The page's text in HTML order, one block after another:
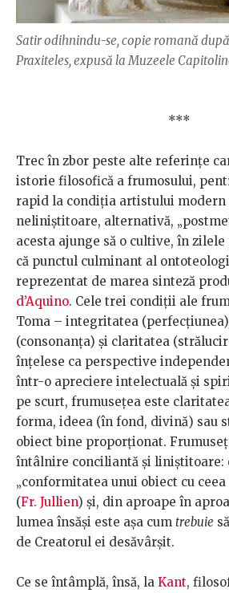
Satir odihnindu-se, copie romană
Praxiteles, expusă la Muzeele
***
Trec în zbor peste alte referinţe
istorie filosofică a frumosului,
rapid la condiţia artistului modern
neliniştitoare, alternativă,
acesta ajunge să o cultive, în
că punctul culminant al
reprezentat de marea sinteză
d’Aquino. Cele trei condiţii ale
Toma – integritatea
(consonanţa) şi claritatea
înţelese ca perspective
într-o apreciere intelectuală şi
pe scurt, frumuseţea este
forma, ideea (în fond, divină) sau
obiect bine proporţionat.
întâlnire conciliantă şi liniştitoare:
„conformitatea unui obiect cu ceea
(Fr. Jullien) şi, din aproape în
lumea însăşi este aşa cum trebuie
de Creatorul ei desăvârşit.
Ce se întâmplă, însă, la Kant,